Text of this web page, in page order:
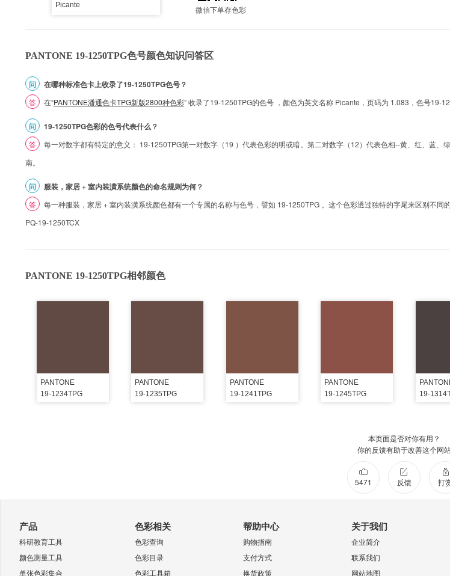
Picante
微信下单存色彩
PANTONE 19-1250TPG色号颜色知识问答区
问 在哪种标准色卡上收录了19-1250TPG色号？
答 在“PANTONE潘通色卡TPG新版2800种色彩” 收录了19-1250TPG的色号 ，颜色为英文名称 Picante，页码为 1.083，色号19-
问 19-1250TPG色彩的色号代表什么？
答
每一对数字都有特定的意义： 19-1250TPG第一对数字（19 ）代表色彩的明或暗。第二对数字（12）代表色相--黄、红、蓝
南。
问 服装，家居 + 室内装潢系统颜色的命名规则为何？
答
每一种服装，家居 + 室内装潢系统颜色都有一个专属的名称与色号，譬如 19-1250TPG 。这个色彩透过独特的字尾来区别不
PQ-19-1250TCX
PANTONE 19-1250TPG相邻颜色
PANTONE
19-1234TPG
PANTONE
19-1235TPG
PANTONE
19-1241TPG
PANTONE
19-1245TPG
19-
本页面是否对你有用？
你的反馈有助于改善这个网
5471 反馈 打
产品
科研教育工具
颜色测量工具
单张色彩集合
色彩相关
色彩查询
色彩目录
色彩工具箱
帮助中心
购物指南
支付方式
换货政策
关于我们
企业简介
联系我们
网站地图